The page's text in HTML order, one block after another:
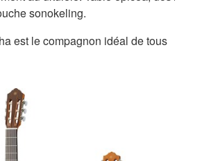
sonokeling.
est le compagnon idéal de tous